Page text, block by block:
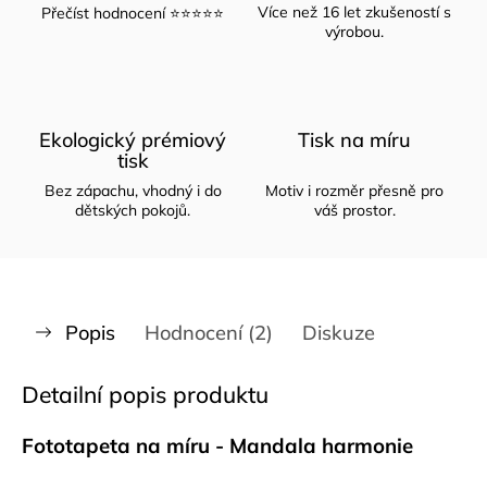
Přečíst hodnocení ⭐⭐⭐⭐⭐
Více než 16 let zkušeností s
výrobou.
Ekologický prémiový
tisk
Bez zápachu, vhodný i do
dětských pokojů.
Tisk na míru
Motiv i rozměr přesně pro
váš prostor.
Popis Hodnocení (2) Diskuze
Detailní popis produktu
Fototapeta na míru - Mandala harmonie